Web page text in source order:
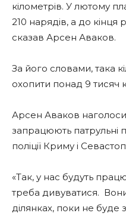
кілометрів. У лютому
210 нарядів, а до кінця
сказав Арсен Аваков.
За його словами, така
охопити понад 9 тисяч
Арсен Аваков
запрацюють патрульні
поліції Криму і
«Так, у нас будуть
треба дивуватися.
ділянках, поки не буде